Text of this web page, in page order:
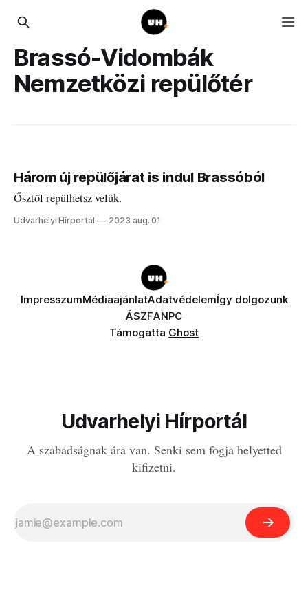
Brassó-Vidombák
Nemzetközi repülőtér
Három új repülőjárat is indul Brassóból
Ősztől repülhetsz velük.
Udvarhelyi Hírportál 2023 aug. 01
ImpresszumMédiaajánlatAdatvédelemÍgy dolgozunk
ÁSZFANPC
Támogatta Ghost
Udvarhelyi Hírportál
A szabadságnak ára van. Senki sem fogja helyetted
kifizetni.